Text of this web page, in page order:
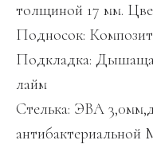
толщиной 17 мм.
Подносок:
Подкладка:
лайм
Стелька: ЭВА
антибактериальной